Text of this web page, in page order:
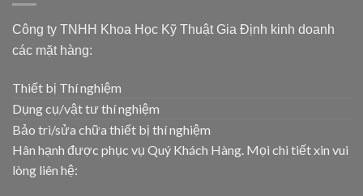
Công ty TNHH Khoa Học Kỹ Thuật Gia Định kinh doanh
các mặt hàng:
Thiết bị Thí nghiệm
Dụng cụ/vật tư thí nghiệm
Bảo trì/sửa chữa thiết bị thí nghiệm
Hân hạnh được phục vụ Quý Khách Hàng. Mọi chi tiết xin vui
lòng liên hệ: